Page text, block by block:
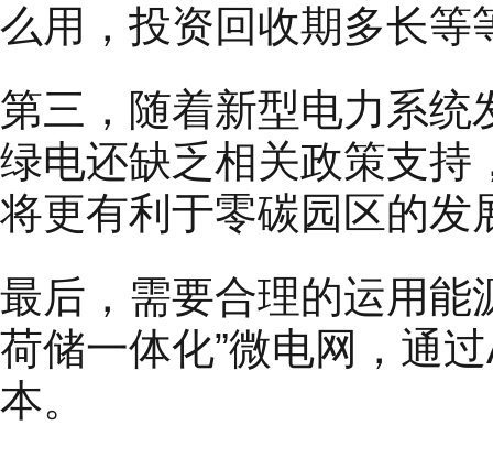
么用，投资回收期多长等
第三，随着新型电力系统
绿电还缺乏相关政策支持
将更有利于零碳园区的发
最后，需要合理的运用能
荷储一体化”微电网，通
本。